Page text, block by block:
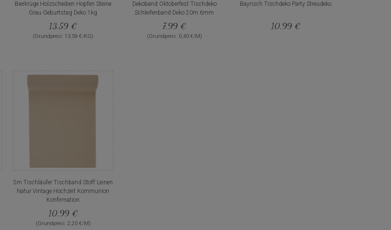
Bierkrüge Holzscheiben Hopfen Steine
Grau Geburtstag Deko 1kg
13,59 €
(Grundpreis: 13,59 €/KG)
Dekoband Oktoberfest Tischdeko
Schleifenband Deko 20m 6mm
7,99 €
(Grundpreis: 0,40 €/M)
Bayrisch Tischdeko Party Streudeko
10,99 €
5m Tischläufer Tischband Stoff Leinen
Natur Vintage Hochzeit Kommunion
Konfirmation
10,99 €
(Grundpreis: 2,20 €/M)